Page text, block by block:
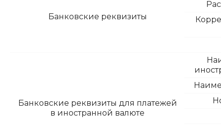
Банковские реквизиты
Банковские реквизиты для платежей
в иностранной валюте